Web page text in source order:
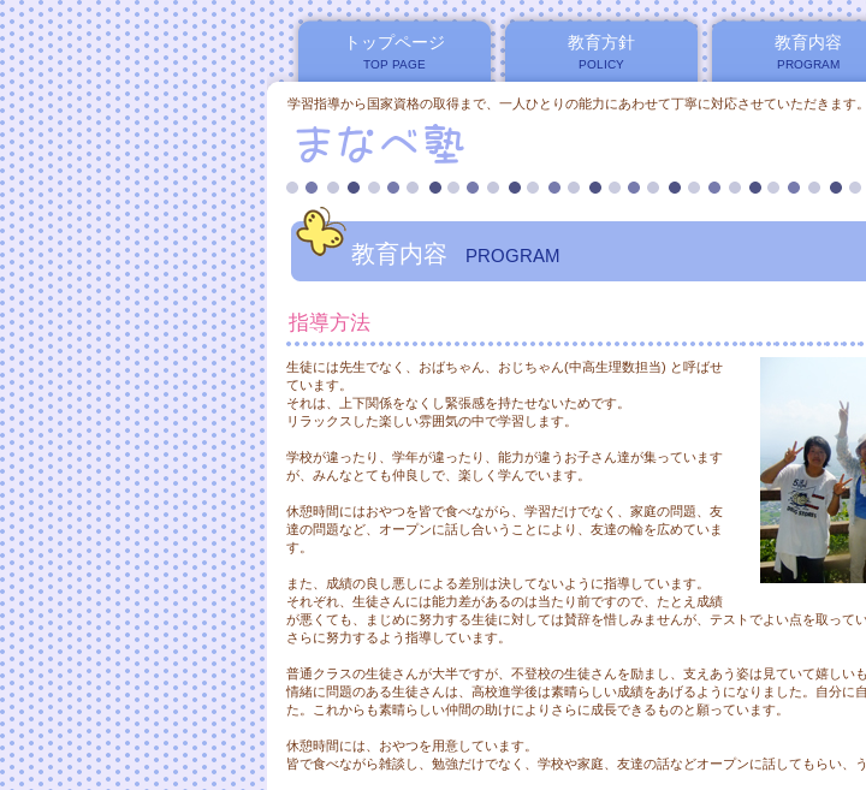
学習指導から国家資格の取得まで、一人ひとりの能力にあわせて丁寧に対応させていただきま
教育内容 PROGRAM
指導方法
生徒には先生でなく、おばちゃん、おじちゃん(中高生理数担当) と呼ばせ
ています。
それは、上下関係をなくし緊張感を持たせないためです。
リラックスした楽しい雰囲気の中で学習します。
学校が違ったり、学年が違ったり、能力が違うお子さん達が集っています
が、みんなとても仲良しで、楽しく学んでいます。
休憩時間にはおやつを皆で食べながら、学習だけでなく、家庭の問題、友
達の問題など、オープンに話し合いうことにより、友達の輪を広めていま
す。
また、成績の良し悪しによる差別は決してないように指導しています。
それぞれ、生徒さんには能力差があるのは当たり前ですので、たとえ成績
が悪くても、まじめに努力する生徒に対しては賛辞を惜しみませんが、テストでよい点を取って
さらに努力するよう指導しています。
普通クラスの生徒さんが大半ですが、不登校の生徒さんを励まし、支えあう姿は見ていて嬉しいも
情緒に問題のある生徒さんは、高校進学後は素晴らしい成績をあげるようになりました。自分に
た。これからも素晴らしい仲間の助けによりさらに成長できるものと願っています。
休憩時間には、おやつを用意しています。
皆で食べながら雑談し、勉強だけでなく、学校や家庭、友達の話などオープンに話してもらい、
トップページ
TOP PAGE
教育方針
POLICY
教育内容
PROGRAM